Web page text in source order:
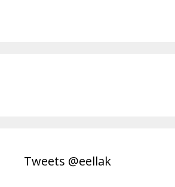
Tweets @eellak